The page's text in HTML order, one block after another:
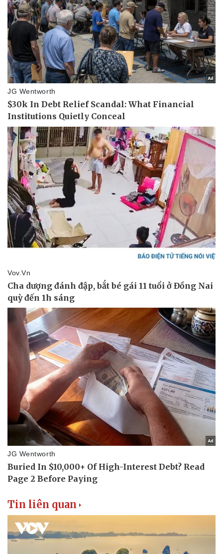
Doanh nghiệp
Thông tin doanh nghiệp
Doanh nghiệp 24h
Doanh nhân
Vì cộng đồng
Công nghệ
Sành điệu
Tin Công nghệ
Trải nghiệm
Tin liên quan